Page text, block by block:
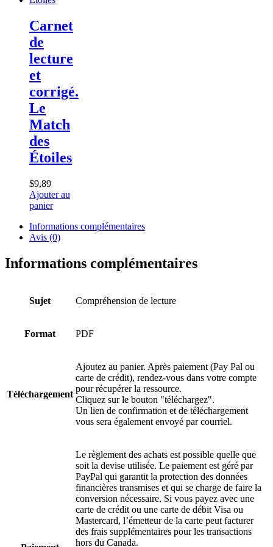
Carnet
de
lecture
et
corrigé.
Le
Match
des
Étoiles
$9,89
Ajouter au
panier
Informations complémentaires
Avis (0)
Informations complémentaires
Sujet Compréhension de lecture
Format PDF
Téléchargement
Ajoutez au panier. Après paiement (Pay Pal ou
carte de crédit), rendez-vous dans votre compte
pour récupérer la ressource.
Cliquez sur le bouton "téléchargez".
Un lien de confirmation et de téléchargement
vous sera également envoyé par courriel.
Le règlement des achats est possible quelle que
soit la devise utilisée. Le paiement est géré par
PayPal qui garantit la protection des données
financières transmises et qui se charge de faire la
conversion nécessaire. Si vous payez avec une
carte de crédit ou une carte de débit Visa ou
Mastercard, l’émetteur de la carte peut facturer
des frais supplémentaires pour les transactions
hors du Canada.